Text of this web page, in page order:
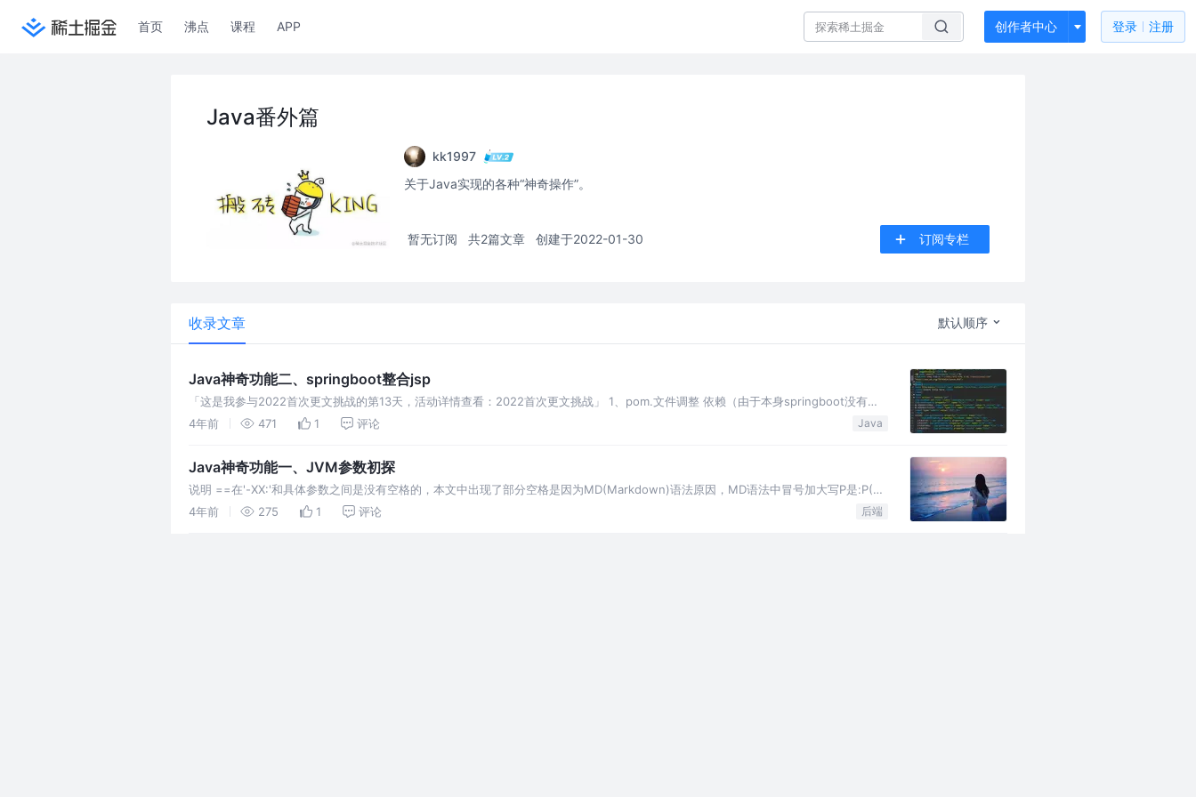
首页 沸点 课程 APP 创作者中心 登录 注册
Java番外篇
kk1997
关于Java实现的各种“神奇操作”。
暂无订阅 共2篇文章 创建于2022-01-30 订阅专栏
收录文章 默认顺序
Java神奇功能二、springboot整合jsp
「这是我参与2022首次更文挑战的第13天，活动详情查看：2022首次更文挑战」 1、pom.文件调整 依赖（由于本身springboot没有支
持jsp，所以需要添加外部jsp依赖） 插件(在打包的时
4年前 471 1 评论 Java
Java神奇功能一、JVM参数初探
说明 ==在'-XX:'和具体参数之间是没有空格的，本文中出现了部分空格是因为MD(Markdown)语法原因，MD语法中冒号加大写P是:P(表
情)，所以冒号和大写 P之间要有空格才能表示正确意思，在
4年前 275 1 评论 后端